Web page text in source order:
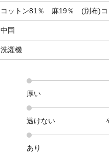
コットン81％ 麻19％ (別布)コ
中国
洗濯機
厚い
透けない
あり